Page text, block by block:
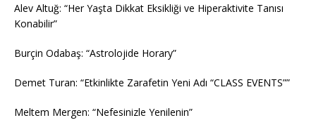
Alev Altuğ: “Her Yaşta Dikkat Eksikliği ve Hiperaktivite Tanısı
Konabilir”
Burçin Odabaş: “Astrolojide Horary”
Demet Turan: “Etkinlikte Zarafetin Yeni Adı “CLASS EVENTS””
Meltem Mergen: “Nefesinizle Yenilenin”